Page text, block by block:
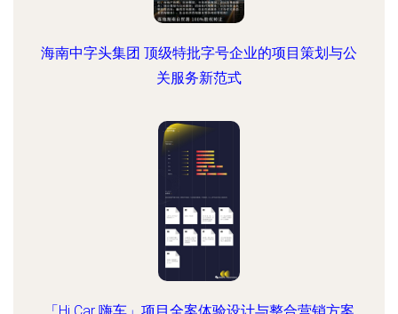
海南中字头集团 顶级特批字号企业的项目策划与公
关服务新范式